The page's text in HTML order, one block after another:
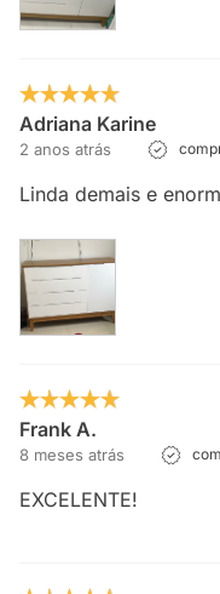
Adriana Karine
2 anos atrás
Linda demais e
Frank A.
8 meses atrás
EXCELENTE!